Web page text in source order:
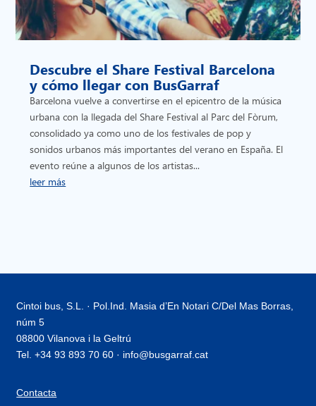
Descubre el Share Festival Barcelona
y cómo llegar con BusGarraf
Barcelona vuelve a convertirse en el epicentro de la música
urbana con la llegada del Share Festival al Parc del Fòrum,
consolidado ya como uno de los festivales de pop y
sonidos urbanos más importantes del verano en España. El
evento reúne a algunos de los artistas...
leer más
Cintoi bus, S.L. · Pol.Ind. Masia d’En Notari C/Del Mas Borras,
núm 5
08800 Vilanova i la Geltrú
Tel. +34 93 893 70 60 · info@busgarraf.cat
Contacta